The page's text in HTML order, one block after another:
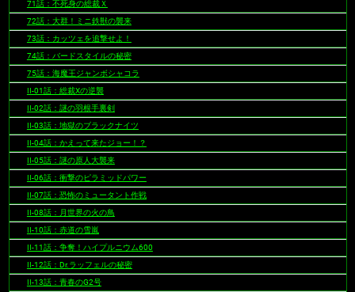
71話：不死身の総裁Ｘ
72話：大群！ミニ鉄獣の襲来
73話：カッツェを追撃せよ！
74話：バードスタイルの秘密
75話：海魔王ジャンボシャコラ
II-01話：総裁Xの逆襲
II-02話：謎の羽根手裏剣
II-03話：地獄のブラックナイツ
II-04話：かえって来たジョー！？
II-05話：謎の原人大襲来
II-06話：衝撃のピラミッドパワー
II-07話：恐怖のミュータント作戦
II-08話：月世界の火の鳥
II-10話：赤道の雪嵐
II-11話：争奪！ハイプルニウム600
II-12話：Dr.ラッフェルの秘密
II-13話：青春のG2号